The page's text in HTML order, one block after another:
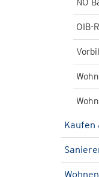
NÖ
OIB-
Kaufen